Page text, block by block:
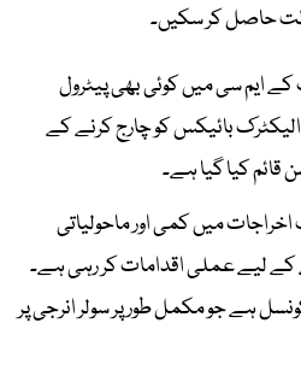
حاصل کر سکیں۔
ایم سی میں کوئی بھی پیٹرول
بائیکس کو چارج کرنے کے
کیا گیا ہے۔
میں کمی اور ماحولیاتی
کے لیے عملی اقدامات کر رہی ہے۔
ہے جو مکمل طور پر سولر انرجی پر